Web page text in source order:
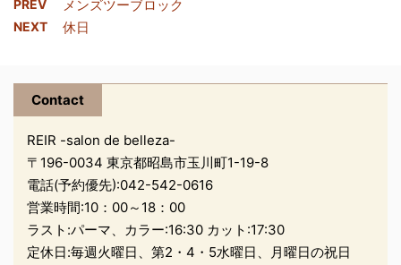
リートメントもあります
てく ...
すか？ じゃー
ん！！ マヨネーズで
て あまり見ないですよ
ね！！ 中身は 同じ
が… 私は 瓶マ
ヨネーズの方が 味がこ
くて美味しいと感じま
すヾ(❀╹◡╹)ﾉﾞ 2014
の キューピーちゃん
は 乗馬して 馬の着ぐ
PREV メンズツーブロック
NEXT 休日
Contact
REIR -salon de belleza-
〒196-0034 東京都昭島市玉川町1-19-8
電話(予約優先):042-542-0616
営業時間:10：00～18：00
ラスト:パーマ、カラー:16:30 カット:17:30
定休日:毎週火曜日、第2・4・5水曜日、月曜日の祝日